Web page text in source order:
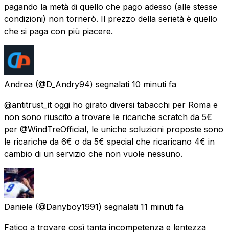
pagando la metà di quello che pago adesso (alle stesse
condizioni) non tornerò. Il prezzo della serietà è quello
che si paga con più piacere.
Andrea (@D_Andry94) segnalati 10 minuti fa
@antitrust_it oggi ho girato diversi tabacchi per Roma e
non sono riuscito a trovare le ricariche scratch da 5€
per @WindTreOfficial, le uniche soluzioni proposte sono
le ricariche da 6€ o da 5€ special che ricaricano 4€ in
cambio di un servizio che non vuole nessuno.
Daniele (@Danyboy1991) segnalati 11 minuti fa
Fatico a trovare così tanta incompetenza e lentezza